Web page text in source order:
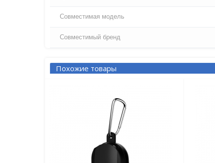
Совместимая модель
Совместимый бренд
Похожие товары